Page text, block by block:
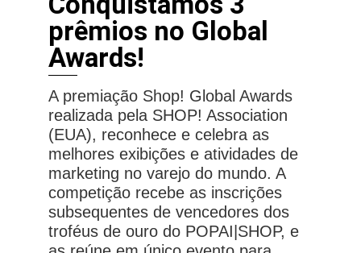
prêmios no Global
Awards!
A premiação Shop! Global Awards
realizada pela SHOP! Association
(EUA), reconhece e celebra as
melhores exibições e atividades de
marketing no varejo do mundo. A
competição recebe as inscrições
subsequentes de vencedores dos
troféus de ouro do POPAI|SHOP, e